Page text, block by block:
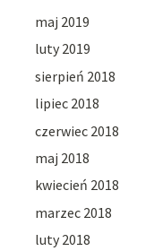
maj 2019
luty 2019
sierpień 2018
lipiec 2018
czerwiec 2018
maj 2018
kwiecień 2018
marzec 2018
luty 2018